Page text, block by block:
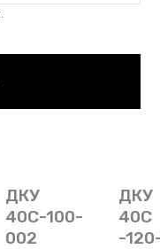
ДКУ
40С-100-
002
ДКУ
40С
-